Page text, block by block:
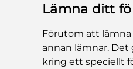
Lämna ditt
Förutom att lämna
annan lämnar. Det
kring ett speciellt